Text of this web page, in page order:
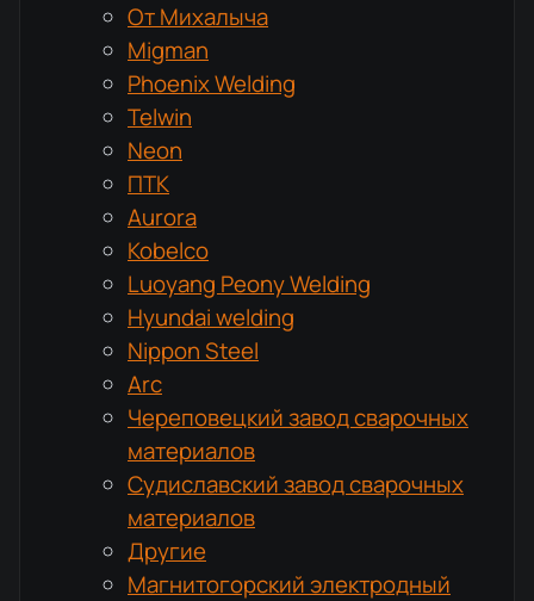
От Михалыча
Migman
Phoenix Welding
Telwin
Neon
ПТК
Aurora
Kobelco
Luoyang Peony Welding
Hyundai welding
Nippon Steel
Arc
Череповецкий завод сварочных
материалов
Судиславский завод сварочных
материалов
Другие
Магнитогорский электродный